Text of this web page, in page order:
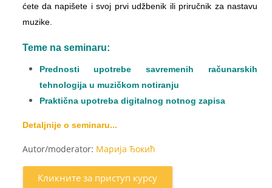
ćete da napišete i svoj prvi udžbenik ili priručnik za nastavu
muzike.
Teme na seminaru:
Prednosti upotrebe savremenih računarskih
tehnologija u muzičkom notiranju
Praktična upotreba digitalnog notnog zapisa
Detaljnije o seminaru...
Autor/moderator: Марија Ђокић
Кликните за приступ курсу